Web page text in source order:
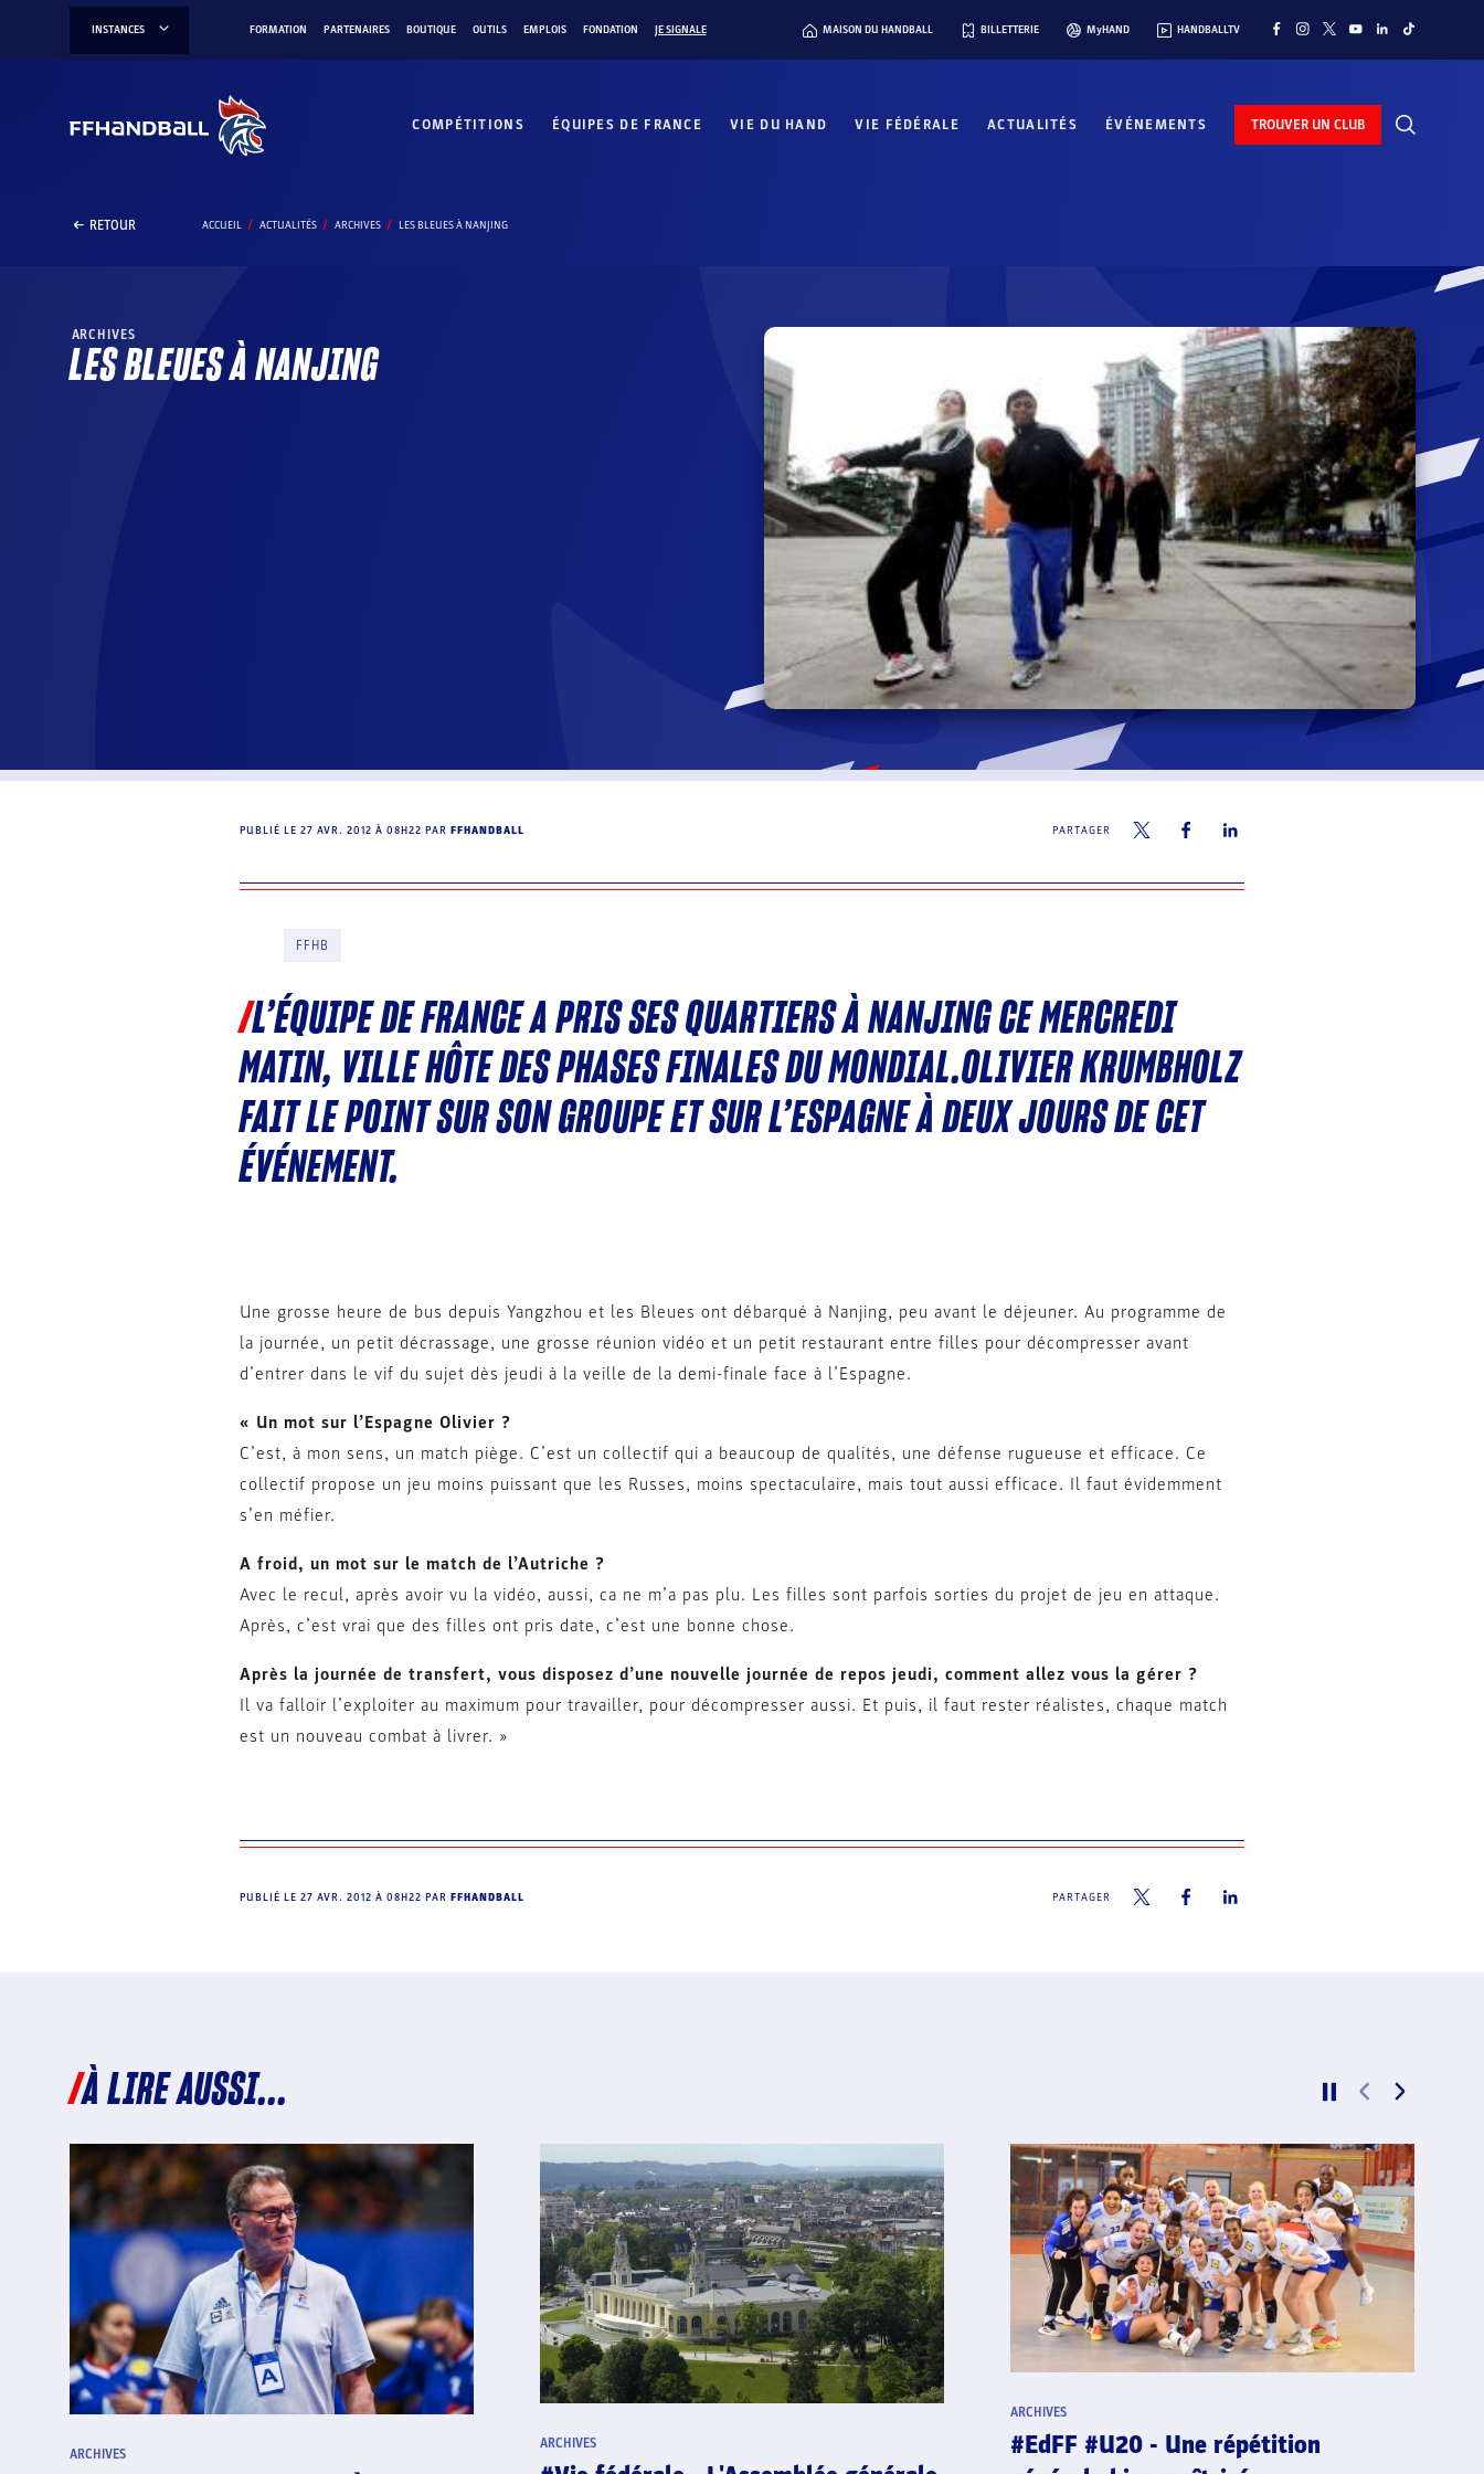
INSTANCES FORMATION PARTENAIRES BOUTIQUE OUTILS EMPLOIS FONDATION JE SIGNALE MAISON DU HANDBALL BILLETTERIE MyHAND HANDBALLTV
COMPÉTITIONS ÉQUIPES DE FRANCE VIE DU HAND VIE FÉDÉRALE ACTUALITÉS ÉVÉNEMENTS TROUVER UN CLUB
RETOUR ACCUEIL ACTUALITÉS ARCHIVES LES BLEUES À NANJING
ARCHIVES
LES BLEUES À NANJING
PUBLIÉ LE 27 AVR. 2012 À 08H22 PAR FFHANDBALL PARTAGER
FFHB
L’ÉQUIPE DE FRANCE A PRIS SES QUARTIERS À NANJING CE MERCREDI
MATIN, VILLE HÔTE DES PHASES FINALES DU MONDIAL.OLIVIER KRUMBHOLZ
FAIT LE POINT SUR SON GROUPE ET SUR L’ESPAGNE À DEUX JOURS DE CET
ÉVÉNEMENT.
Une grosse heure de bus depuis Yangzhou et les Bleues ont débarqué à Nanjing, peu avant le déjeuner. Au programme de
la journée, un petit décrassage, une grosse réunion vidéo et un petit restaurant entre filles pour décompresser avant
d’entrer dans le vif du sujet dès jeudi à la veille de la demi-finale face à l’Espagne.
« Un mot sur l’Espagne Olivier ?
C’est, à mon sens, un match piège. C’est un collectif qui a beaucoup de qualités, une défense rugueuse et efficace. Ce
collectif propose un jeu moins puissant que les Russes, moins spectaculaire, mais tout aussi efficace. Il faut évidemment
s’en méfier.
A froid, un mot sur le match de l’Autriche ?
Avec le recul, après avoir vu la vidéo, aussi, ca ne m’a pas plu. Les filles sont parfois sorties du projet de jeu en attaque.
Après, c’est vrai que des filles ont pris date, c’est une bonne chose.
Après la journée de transfert, vous disposez d’une nouvelle journée de repos jeudi, comment allez vous la gérer ?
Il va falloir l’exploiter au maximum pour travailler, pour décompresser aussi. Et puis, il faut rester réalistes, chaque match
est un nouveau combat à livrer. »
PUBLIÉ LE 27 AVR. 2012 À 08H22 PAR FFHANDBALL PARTAGER
À LIRE AUSSI...
ARCHIVES
ARCHIVES
#Hand'Solidaire - La famille du
de fonds en soutien à l’Ukraine
ARCHIVES